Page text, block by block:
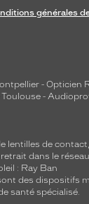
générales
- Opticien
-
lentilles de contact
dans le
: Ray Ban
des dispositifs
santé spécialisé.